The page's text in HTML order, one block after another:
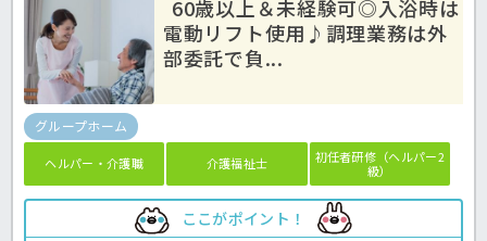
60歳以上＆未経験可◎入浴時は
電動リフト使用♪調理業務は外
部委託で負...
グループホーム
ヘルパー・介護職 介護福祉士
初任者研修（ヘルパー2
級）
ここがポイント！